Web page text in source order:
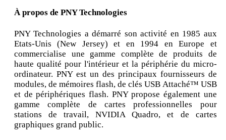
À propos de PNY Technologies
PNY Technologies a démarré son activité en 1985 aux
Etats-Unis (New Jersey) et en 1994 en Europe et
commercialise une gamme complète de produits de
haute qualité pour l'intérieur et la périphérie du micro-
ordinateur. PNY est un des principaux fournisseurs de
modules, de mémoires flash, de clés USB Attaché™ USB
et de périphériques flash. PNY propose également une
gamme complète de cartes professionnelles pour
stations de travail, NVIDIA Quadro, et de cartes
graphiques grand public.